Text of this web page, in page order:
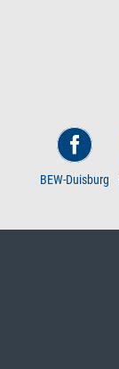
BEW-Duisburg